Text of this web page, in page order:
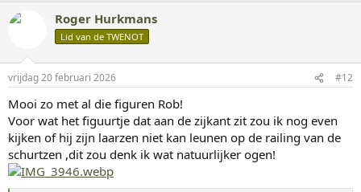
Roger Hurkmans
Lid van de TWENOT
vrijdag 20 februari 2026 #12
Mooi zo met al die figuren Rob!
Voor wat het figuurtje dat aan de zijkant zit zou ik nog even
kijken of hij zijn laarzen niet kan leunen op de railing van de
schurtzen ,dit zou denk ik wat natuurlijker ogen!